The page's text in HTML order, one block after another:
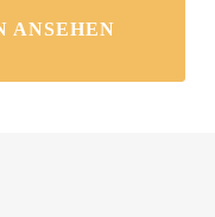
ANSEHEN